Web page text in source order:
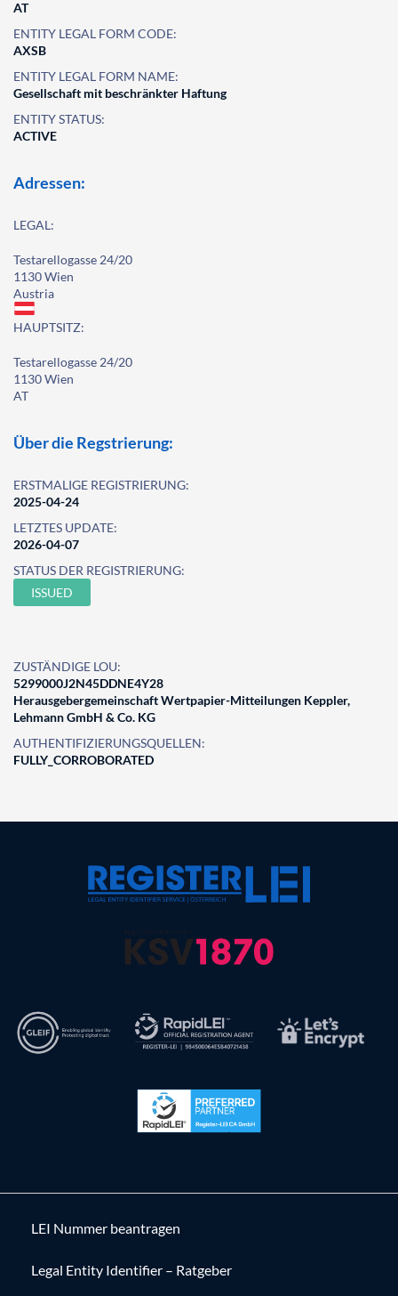
AT
ENTITY LEGAL FORM CODE:
AXSB
ENTITY LEGAL FORM NAME:
Gesellschaft mit beschränkter Haftung
ENTITY STATUS:
ACTIVE
Adressen:
LEGAL:
Testarellogasse 24/20
1130 Wien
Austria
HAUPTSITZ:
Testarellogasse 24/20
1130 Wien
AT
Über die Regstrierung:
ERSTMALIGE REGISTRIERUNG:
2025-04-24
LETZTES UPDATE:
2026-04-07
STATUS DER REGISTRIERUNG:
ISSUED
ZUSTÄNDIGE LOU:
5299000J2N45DDNE4Y28
Herausgebergemeinschaft Wertpapier-Mitteilungen Keppler,
Lehmann GmbH & Co. KG
AUTHENTIFIZIERUNGSQUELLEN:
FULLY_CORROBORATED
LEI Nummer beantragen
Legal Entity Identifier – Ratgeber